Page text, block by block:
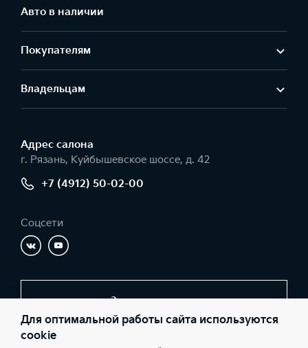
Авто в наличии
Покупателям
Владельцам
Адрес салонa
г. Рязань, Куйбышевское шоссе, д. 42
+7 (4912) 50-02-00
Соцсети
Заказать звонок
Для оптимальной работы сайта используются
cookie